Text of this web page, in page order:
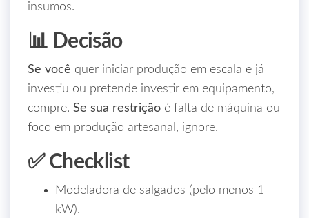
insumos.
📊 Decisão
Se você quer iniciar produção em escala e já
investiu ou pretende investir em equipamento,
compre. Se sua restrição é falta de máquina ou
foco em produção artesanal, ignore.
✅ Checklist
Modeladora de salgados (pelo menos 1
kW).